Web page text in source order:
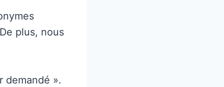
plus, nous
demandé ».